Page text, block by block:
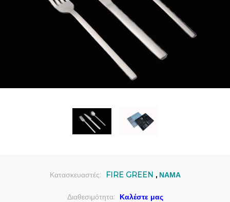
Κατασκευαστές: FIRE GREEN , ΝΑΜΑ
Διαθεσιμότητα: Καλέστε μας